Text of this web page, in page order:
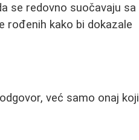
se redovno suočavaju sa
rođenih kako bi dokazale
već samo onaj koji